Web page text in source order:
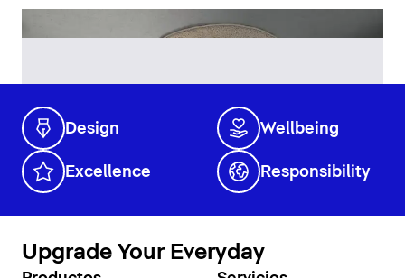
Design Wellbeing
Excellence Responsibility
Upgrade Your Everyday